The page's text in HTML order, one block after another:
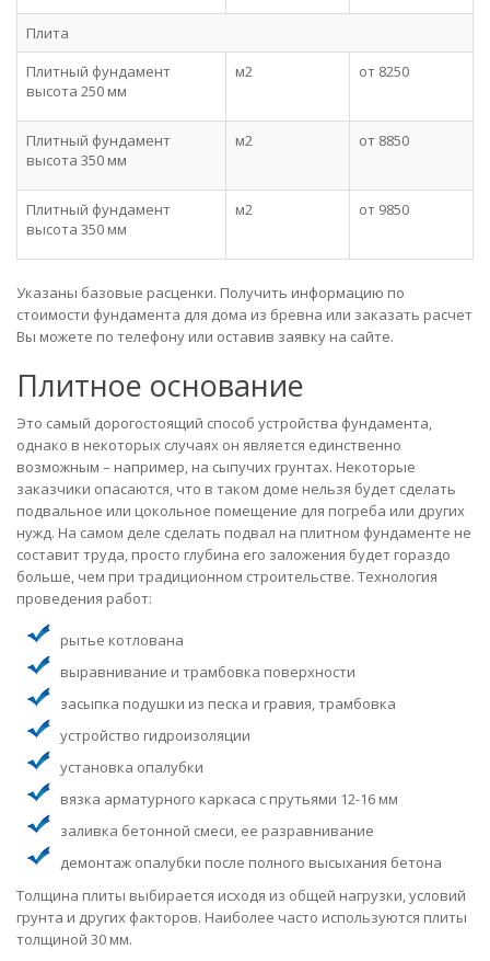
Плита
Плитный фундамент
высота 250 мм
м2 от 8250
Плитный фундамент
высота 350 мм
м2 от 8850
Плитный фундамент
высота 350 мм
м2 от 9850
Указаны базовые расценки. Получить информацию по
стоимости фундамента для дома из бревна или заказать расчет
Вы можете по телефону или оставив заявку на сайте.
Плитное основание
Это самый дорогостоящий способ устройства фундамента,
однако в некоторых случаях он является единственно
возможным – например, на сыпучих грунтах. Некоторые
заказчики опасаются, что в таком доме нельзя будет сделать
подвальное или цокольное помещение для погреба или других
нужд. На самом деле сделать подвал на плитном фундаменте не
составит труда, просто глубина его заложения будет гораздо
больше, чем при традиционном строительстве. Технология
проведения работ:
рытье котлована
выравнивание и трамбовка поверхности
засыпка подушки из песка и гравия, трамбовка
устройство гидроизоляции
установка опалубки
вязка арматурного каркаса с прутьями 12-16 мм
заливка бетонной смеси, ее разравнивание
демонтаж опалубки после полного высыхания бетона
Толщина плиты выбирается исходя из общей нагрузки, условий
грунта и других факторов. Наиболее часто используются плиты
толщиной 30 мм.